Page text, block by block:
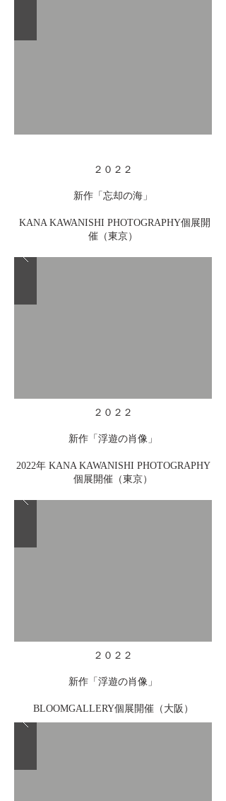
２０２２
新作「忘却の海」
KANA KAWANISHI PHOTOGRAPHY個展開
催（東京）
２０２２
新作「浮遊の肖像」
2022年 KANA KAWANISHI PHOTOGRAPHY
個展開催（東京）
２０２２
新作「浮遊の肖像」
BLOOMGALLERY個展開催（大阪 ）